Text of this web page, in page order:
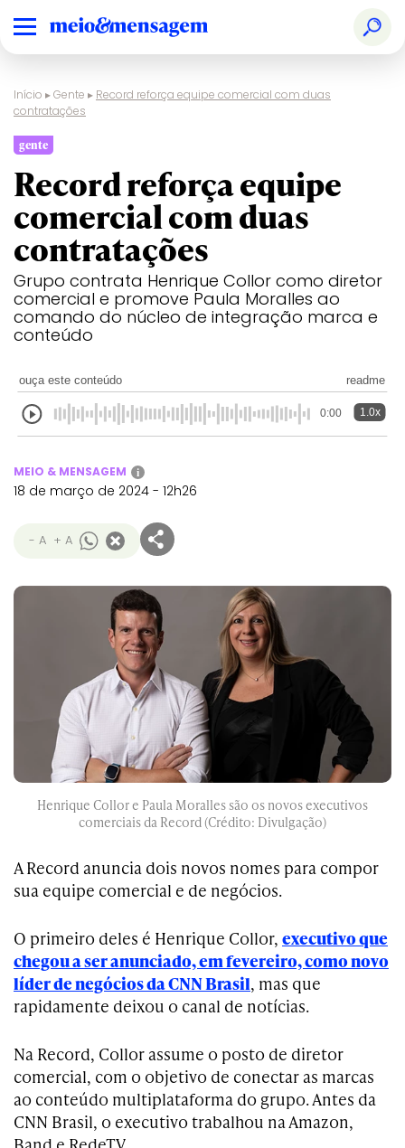
Início ▸Gente ▸ Record reforça equipe comercial com duas
contratações
gente
Record reforça equipe
comercial com duas
contratações
Grupo contrata Henrique Collor como diretor
comercial e promove Paula Moralles ao
comando do núcleo de integração marca e
conteúdo
ouça este conteúdo readme
0:00 1.0x
MEIO & MENSAGEM i
18 de março de 2024 - 12h26
- A + A
Henrique Collor e Paula Moralles são os novos executivos
comerciais da Record (Crédito: Divulgação)
A Record anuncia dois novos nomes para compor
sua equipe comercial e de negócios.
O primeiro deles é Henrique Collor, executivo que
chegou a ser anunciado, em fevereiro, como novo
líder de negócios da CNN Brasil, mas que
rapidamente deixou o canal de notícias.
Na Record, Collor assume o posto de diretor
comercial, com o objetivo de conectar as marcas
ao conteúdo multiplataforma do grupo. Antes da
CNN Brasil, o executivo trabalhou na Amazon,